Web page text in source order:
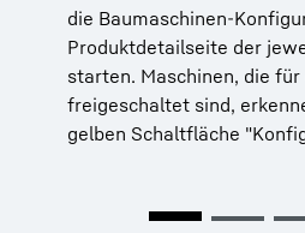
die Baumaschinen-
Produktdetailseite der
starten. Maschinen, die
freigeschaltet sind,
gelben Schaltfläche
wieder aufzurufen
Berater kontaktieren:
Frage oder schicken
an Ihren Vertriebs- und